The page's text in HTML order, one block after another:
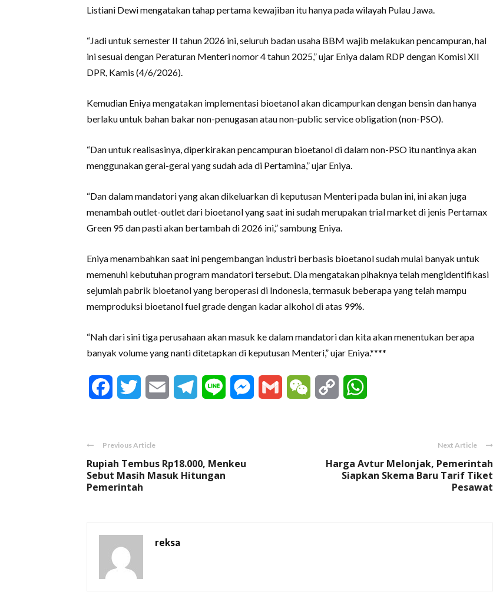
Listiani Dewi mengatakan tahap pertama kewajiban itu hanya pada wilayah Pulau Jawa.
“Jadi untuk semester II tahun 2026 ini, seluruh badan usaha BBM wajib melakukan pencampuran, hal
ini sesuai dengan Peraturan Menteri nomor 4 tahun 2025,” ujar Eniya dalam RDP dengan Komisi XII
DPR, Kamis (4/6/2026).
Kemudian Eniya mengatakan implementasi bioetanol akan dicampurkan dengan bensin dan hanya
berlaku untuk bahan bakar non-penugasan atau non-public service obligation (non-PSO).
“Dan untuk realisasinya, diperkirakan pencampuran bioetanol di dalam non-PSO itu nantinya akan
menggunakan gerai-gerai yang sudah ada di Pertamina,” ujar Eniya.
“Dan dalam mandatori yang akan dikeluarkan di keputusan Menteri pada bulan ini, ini akan juga
menambah outlet-outlet dari bioetanol yang saat ini sudah merupakan trial market di jenis Pertamax
Green 95 dan pasti akan bertambah di 2026 ini,” sambung Eniya.
Eniya menambahkan saat ini pengembangan industri berbasis bioetanol sudah mulai banyak untuk
memenuhi kebutuhan program mandatori tersebut. Dia mengatakan pihaknya telah mengidentifikasi
sejumlah pabrik bioetanol yang beroperasi di Indonesia, termasuk beberapa yang telah mampu
memproduksi bioetanol fuel grade dengan kadar alkohol di atas 99%.
“Nah dari sini tiga perusahaan akan masuk ke dalam mandatori dan kita akan menentukan berapa
banyak volume yang nanti ditetapkan di keputusan Menteri,” ujar Eniya.****
FacebookTwitter Email Telegram
Line Messenger
Gmail WeChat Copy
Previous Article
Rupiah Tembus Rp18.000, Menkeu
Sebut Masih Masuk Hitungan
Pemerintah
Next Article
Harga Avtur Melonjak, Pemerintah
Siapkan Skema Baru Tarif Tiket
Pesawat
reksa